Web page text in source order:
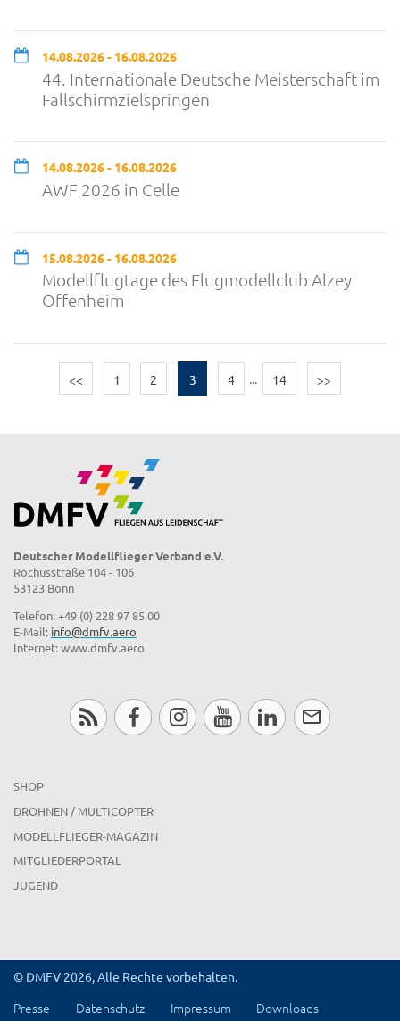
14.08.2026 - 16.08.2026
44. Internationale Deutsche Meisterschaft im
Fallschirmzielspringen
14.08.2026 - 16.08.2026
AWF 2026 in Celle
15.08.2026 - 16.08.2026
Modellflugtage des Flugmodellclub Alzey
Offenheim
<< 1 2 3 4 ... 14 >>
Deutscher Modellflieger Verband e.V.
Rochusstraße 104 - 106
53123 Bonn
Telefon: +49 (0) 228 97 85 00
E-Mail: info@dmfv.aero
Internet: www.dmfv.aero
SHOP
DROHNEN / MULTICOPTER
MODELLFLIEGER-MAGAZIN
MITGLIEDERPORTAL
JUGEND
© DMFV 2026, Alle Rechte vorbehalten.
Presse Datenschutz Impressum
Downloads